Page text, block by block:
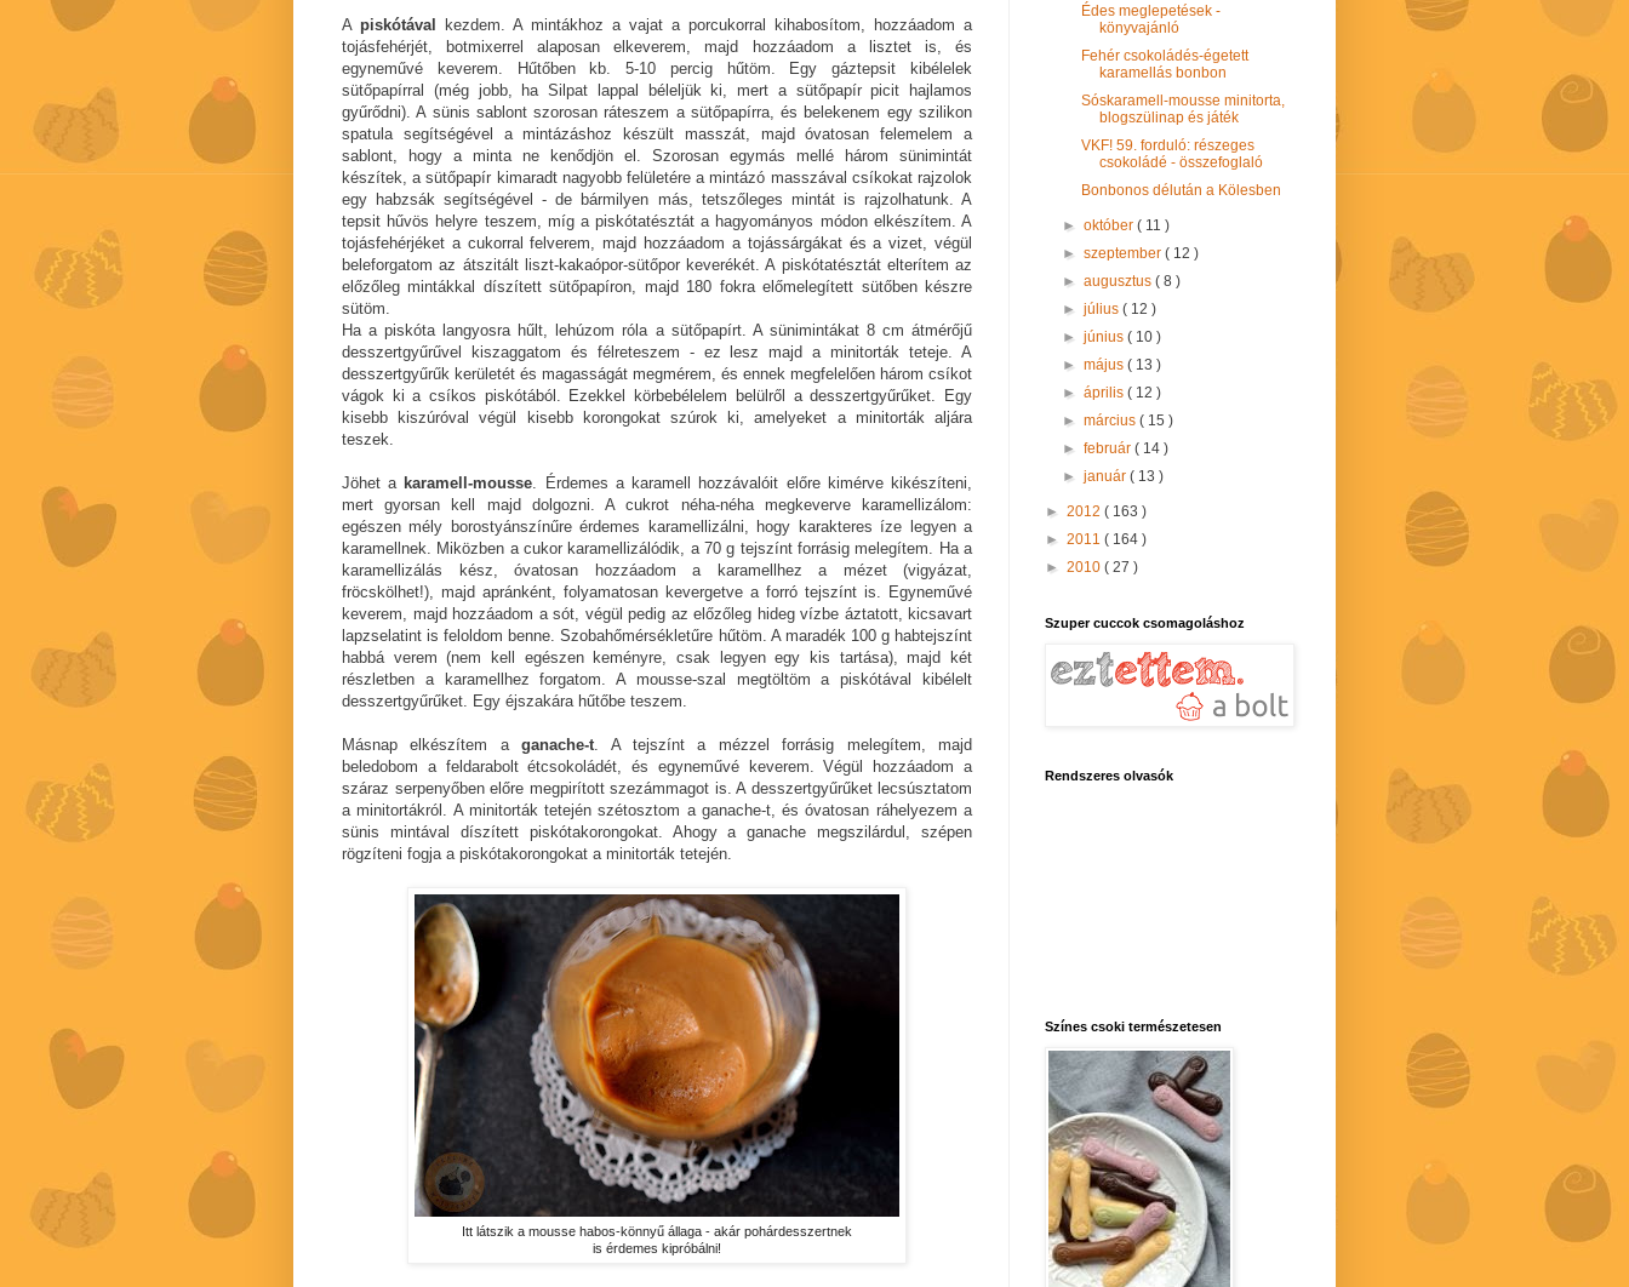
A piskótával
kezdem. A mintákhoz a vajat a porcukorral kihabosítom, hozzáadom a
tojásfehérjét, botmixerrel alaposan elkeverem, majd hozzáadom a lisztet is, és
egyneművé keverem. Hűtőben kb. 5-10 percig hűtöm. Egy gáztepsit kibélelek
sütőpapírral (még jobb, ha Silpat lappal béleljük ki, mert a sütőpapír picit hajlamos
gyűrődni). A sünis sablont szorosan ráteszem a sütőpapírra, és belekenem egy szilikon
spatula segítségével a mintázáshoz készült masszát, majd óvatosan felemelem a
sablont, hogy a minta ne kenődjön el. Szorosan egymás mellé három sünimintát
készítek, a sütőpapír kimaradt nagyobb felületére a mintázó masszával csíkokat rajzolok
egy habzsák segítségével - de bármilyen más, tetszőleges mintát is rajzolhatunk. A
tepsit hűvös helyre teszem, míg a piskótatésztát a hagyományos módon elkészítem. A
tojásfehérjéket a cukorral felverem, majd hozzáadom a tojássárgákat és a vizet, végül
beleforgatom az átszitált liszt-kakaópor-sütőpor keverékét. A piskótatésztát elterítem az
előzőleg mintákkal díszített sütőpapíron, majd 180 fokra előmelegített sütőben készre
sütöm.
Ha a piskóta langyosra hűlt, lehúzom róla a sütőpapírt. A sünimintákat 8 cm átmérőjű
desszertgyűrűvel kiszaggatom és félreteszem - ez lesz majd a minitorták teteje. A
desszertgyűrűk kerületét és magasságát megmérem, és ennek megfelelően három csíkot
vágok ki a csíkos piskótából. Ezekkel körbebélelem belülről a desszertgyűrűket. Egy
kisebb kiszúróval végül kisebb korongokat szúrok ki, amelyeket a minitorták aljára
teszek.
Jöhet a karamell-mousse. Érdemes a karamell hozzávalóit előre kimérve kikészíteni,
mert gyorsan kell majd dolgozni. A cukrot néha-néha megkeverve karamellizálom:
egészen mély borostyánszínűre érdemes karamellizálni, hogy karakteres íze legyen a
karamellnek. Miközben a cukor karamellizálódik, a 70 g tejszínt forrásig melegítem. Ha a
karamellizálás kész, óvatosan hozzáadom a karamellhez a mézet (vigyázat,
fröcskölhet!), majd apránként, folyamatosan kevergetve a forró tejszínt is. Egyneművé
keverem, majd hozzáadom a sót, végül pedig az előzőleg hideg vízbe áztatott, kicsavart
lapzselatint is feloldom benne. Szobahőmérsékletűre hűtöm. A maradék 100 g habtejszínt
habbá verem (nem kell egészen keményre, csak legyen egy kis tartása), majd két
részletben a karamellhez forgatom. A mousse-szal megtöltöm a piskótával kibélelt
desszertgyűrűket. Egy éjszakára hűtőbe teszem.
Másnap elkészítem aganache-t. A tejszínt a mézzel forrásig melegítem, majd
beledobom a feldarabolt étcsokoládét, és egyneművé keverem. Végül hozzáadom a
száraz serpenyőben előre megpirított szezámmagot is. A desszertgyűrűket lecsúsztatom
a minitortákról. A minitorták tetején szétosztom a ganache-t, és óvatosan ráhelyezem a
sünis mintával díszített piskótakorongokat. Ahogy a ganache megszilárdul, szépen
rögzíteni fogja a piskótakorongokat a minitorták tetején.
Itt látszik a mousse habos-könnyű állaga - akár pohárdesszertnek
is érdemes kipróbálni!
Édes meglepetések -
könyvajánló
Fehér csokoládés-égetett
karamellás bonbon
Sóskaramell-mousse minitorta,
blogszülinap és játék
VKF! 59. forduló: részeges
csokoládé - összefoglaló
Bonbonos délután a Kölesben
►október( 11 )
►szeptember( 12 )
►augusztus( 8 )
►július( 12 )
►június( 10 )
►május( 13 )
►április( 12 )
►március( 15 )
►február( 14 )
►január( 13 )
► 2012 ( 163 )
► 2011 ( 164 )
► 2010 ( 27 )
Szuper cuccok csomagoláshoz
Rendszeres olvasók
Színes csoki természetesen